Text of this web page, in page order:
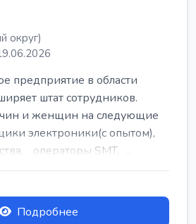
округ)
предприятие в области
штат сотрудников.
и женщин на следующие
электроники(с опытом),
операторы SMT, ...
Подробнее